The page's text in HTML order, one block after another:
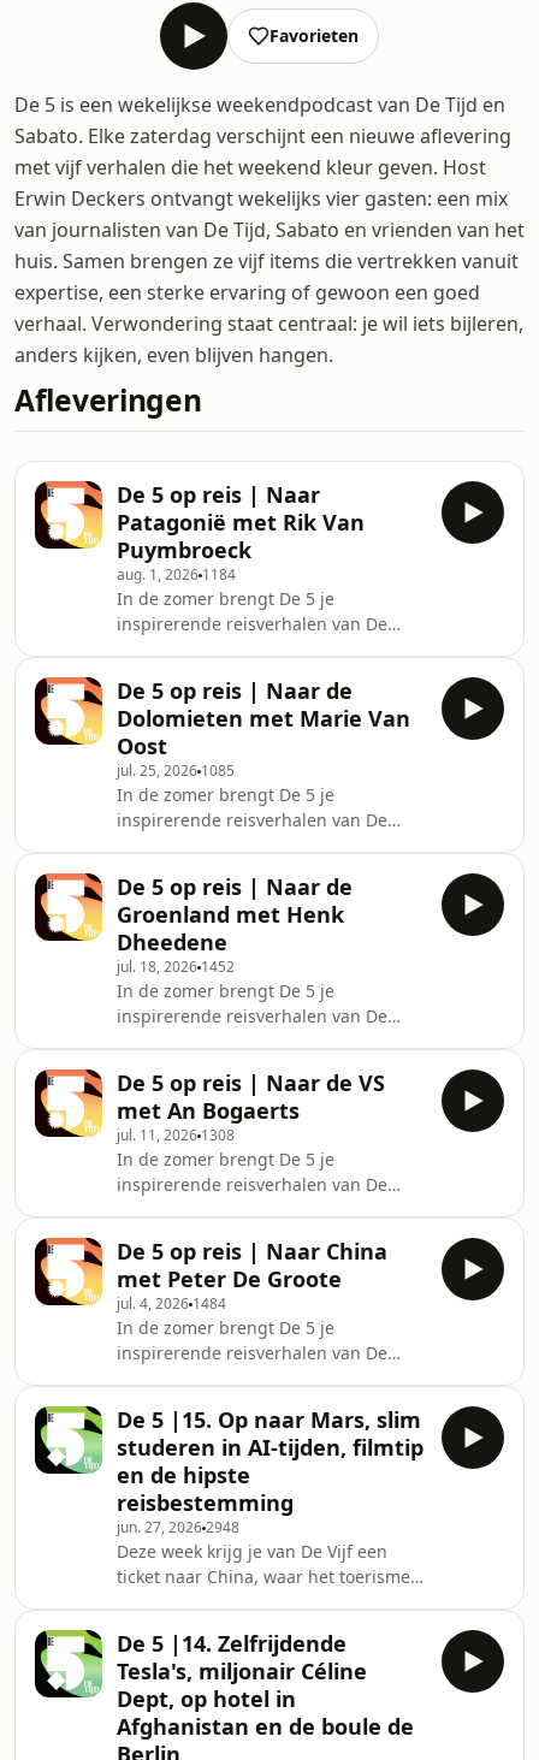
Favorieten
De 5 is een wekelijkse weekendpodcast van De Tijd en
Sabato. Elke zaterdag verschijnt een nieuwe aflevering
met vijf verhalen die het weekend kleur geven. Host
Erwin Deckers ontvangt wekelijks vier gasten: een mix
van journalisten van De Tijd, Sabato en vrienden van het
huis. Samen brengen ze vijf items die vertrekken vanuit
expertise, een sterke ervaring of gewoon een goed
verhaal. Verwondering staat centraal: je wil iets bijleren,
anders kijken, even blijven hangen.
Afleveringen
De 5 op reis | Naar
Patagonië met Rik Van
Puymbroeck
aug. 1, 2026 1184
In de zomer brengt De 5 je
inspirerende reisverhalen van De
naar Patagoni&euml;. Meer dan
dertig jaar droomde hij over dat grote
niets, ge&iuml;nspireerd door een
boek en het reisprogramma van
Boudewijn B&uuml;ch. Hij ging op
zoek naar het einde van de wereld,
kreeg literaire inspiratie en spotte
een wel heel kleine poema. Host:
De 5 op reis | Naar de
Dolomieten met Marie Van
Oost
jul. 25, 2026 1085
In de zomer brengt De 5 je
inspirerende reisverhalen van De
Dolomieten. Van hut naar hut wandelt
ze haar hoofd leeg langs
indrukwekkende vergezichten en tot
diep in het hooggebergte. Ze vertelt
over selfiejagers op slippers en de
onweerstaanbare lokroep van de
hoogtemeters. Host: Erwin Deckers
Gasten: Marie Van Oost, Henk Dh
De 5 op reis | Naar de
Groenland met Henk
Dheedene
jul. 18, 2026 1452
In de zomer brengt De 5 je
inspirerende reisverhalen van De
Dheedene je mee naar het
adembenemende Groenland. Hij
vertelt over jagen op zeehonden en
ijsberen, wandelingen door
onherbergzaam gebied en ijsbergen
die langs zijn hotelraam voorbij
drijven. Host: Erwin Deckers Gasten:
Henk Dheedene, An Bogaerts, Marie
Van Oost en Pete
De 5 op reis | Naar de VS
met An Bogaerts
jul. 11, 2026 1308
In de zomer brengt De 5 je
inspirerende reisverhalen van De
Bogaerts je mee op roadtrip door de
Verenigde Staten. De reis gaat van
het Witte Huis langs het Fallingwater
House van Frank Lloyd Wright naar
een rodeo in Cincinnati, inclusief
cowboyhoed. Je krijgt een boeiend
reisverhaal over TikTok-lijstjes, een
rustig bezoek aan he
De 5 op reis | Naar China
met Peter De Groote
jul. 4, 2026 1484
In de zomer brengt De 5 je
inspirerende reisverhalen van De
Groote je mee naar China, waar je
gastvrije mensen, veel camera's en
schorpioenen op een stokje vindt. Hoe
pak je zo'n reis aan? En is China als
reisbestemming de hype waard? Host:
Erwin Deckers Gasten: Peter De
Groote, Marie Van Oost, Henk
Dheedene, An Bogaerts Chef
Weekend
De 5 |15. Op naar Mars, slim
studeren in AI-tijden, filmtip
en de hipste
reisbestemming
jun. 27, 20262948
Deze week krijg je van De Vijf een
ticket naar China, waar het toerisme
op de vraag of we in ons leven nog
naar Mars kunnen verhuizen. Host:
Erwin Deckers Gasten: Nancy
Vermeulen, Ruben Nollet, Stephanie
De Smedt en Laurens Dekock Chef
De 5 |14. Zelfrijdende
Tesla's, miljonair Céline
Dept, op hotel in
Afghanistan en de boule de
Berlin